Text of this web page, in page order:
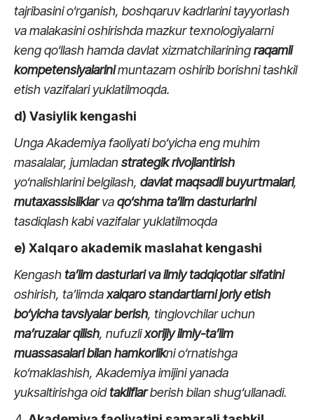
tajribasini o‘rganish, boshqaruv kadrlarini tayyorlash
va malakasini oshirishda mazkur texnologiyalarni
keng qo‘llash hamda davlat xizmatchilariningraqamli
kompetensiyalarinimuntazam oshirib borishni tashkil
etish vazifalari yuklatilmoqda.
d) Vasiylik kengashi
UngaAkademiya faoliyati bo‘yicha eng muhim
masalalar, jumladan strategik rivojlantirish
yo‘nalishlarini belgilash, davlat maqsadli buyurtmalari,
mutaxassisliklarvaqo‘shma ta’lim dasturlarini
tasdiqlash kabi vazifalar yuklatilmoqda
e) Xalqaro akademik maslahat kengashi
Kengashta’lim dasturlari va ilmiy tadqiqotlar sifatini
oshirish, ta’limdaxalqaro standartlarni joriy etish
bo‘yicha tavsiyalar berish, tinglovchilar uchun
ma’ruzalar qilish, nufuzlixorijiy ilmiy-ta’lim
muassasalari bilan hamkorlikni o‘rnatishga
ko‘maklashish, Akademiya imijini yanada
yuksaltirishga oidtakliflarberish bilan shug‘ullanadi.